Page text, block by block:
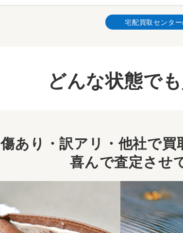
宅配買取センタ
どんな状態で
傷あり・訳アリ・他社で
喜んで査定させ